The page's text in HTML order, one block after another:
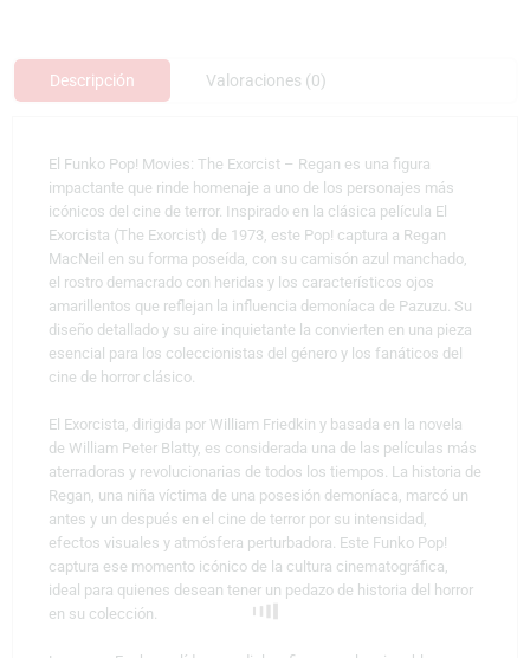
Descripción Valoraciones (0)
El Funko Pop! Movies: The Exorcist – Regan es una figura
impactante que rinde homenaje a uno de los personajes más
icónicos del cine de terror. Inspirado en la clásica película El
Exorcista (The Exorcist) de 1973, este Pop! captura a Regan
MacNeil en su forma poseída, con su camisón azul manchado,
el rostro demacrado con heridas y los característicos ojos
amarillentos que reflejan la influencia demoníaca de Pazuzu. Su
diseño detallado y su aire inquietante la convierten en una pieza
esencial para los coleccionistas del género y los fanáticos del
cine de horror clásico.
El Exorcista, dirigida por William Friedkin y basada en la novela
de William Peter Blatty, es considerada una de las películas más
aterradoras y revolucionarias de todos los tiempos. La historia de
Regan, una niña víctima de una posesión demoníaca, marcó un
antes y un después en el cine de terror por su intensidad,
efectos visuales y atmósfera perturbadora. Este Funko Pop!
captura ese momento icónico de la cultura cinematográfica,
ideal para quienes desean tener un pedazo de historia del horror
en su colección.